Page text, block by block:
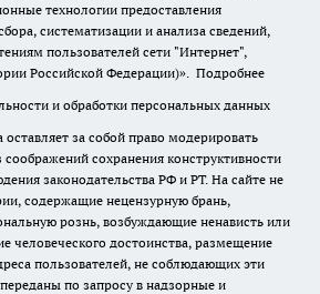
технологии предоставления
систематизации и анализа сведений,
пользователей сети "Интернет",
Российской Федерации)». Подробнее
и обработки персональных данных
за собой право модерировать
сохранения конструктивности
законодательства РФ и РТ. На сайте не
содержащие нецензурную брань,
рознь, возбуждающие ненависть или
человеческого достоинства, размещение
пользователей, не соблюдающих эти
по запросу в надзорные и